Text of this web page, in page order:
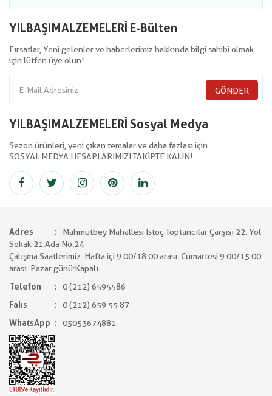
YILBAŞIMALZEMELERİ E-Bülten
Fırsatlar, Yeni gelenler ve haberlerimiz hakkında bilgi sahibi olmak
için lütfen üye olun!
GÖNDER
YILBAŞIMALZEMELERİ Sosyal Medya
Sezon ürünleri, yeni çıkan temalar ve daha fazlası için
SOSYAL MEDYA HESAPLARIMIZI TAKİPTE KALIN!
Adres
Mahmutbey Mahallesi İstoç Toptancılar Çarşısı 22. Yol
Sokak 21.Ada No:24
Çalışma Saatlerimiz: Hafta içi:9:00/18:00 arası. Cumartesi 9:00/15:00
arası. Pazar günü:Kapalı.
Telefon
0 (212) 6595586
Faks
0 (212) 659 55 87
WhatsApp
05053674881